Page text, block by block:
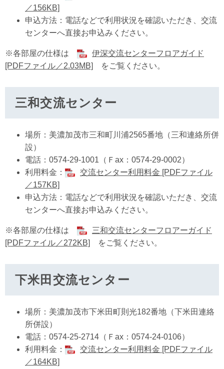
／156KB]
申込方法：電話などで利用状況を確認いただき、交流
センターへ直接お申込みください。
※各部屋の仕様は
伊深交流センターフロアガイド
[PDFファイル／2.03MB]
をご覧ください。
三和交流センター
場所：美濃加茂市三和町川浦2565番地（三和連絡所併
設）
電話：0574-29-1001（Ｆax：0574-29-0002）
利用料金：
交流センター利用料金 [PDFファイル
／157KB]
申込方法：電話などで利用状況を確認いただき、交流
センターへ直接お申込みください。
※各部屋の仕様は
三和交流センターフロアーガイド
[PDFファイル／272KB]
をご覧ください。
下米田交流センター
場所：美濃加茂市下米田町則光182番地（下米田連絡
所併設）
電話：0574-25-2714（Ｆax：0574-24-0106）
利用料金：
交流センター利用料金 [PDFファイル
／164KB]